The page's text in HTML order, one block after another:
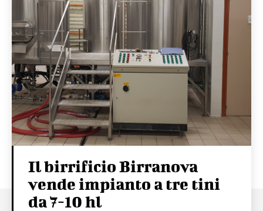
Il birrificio Birranova
vende impianto a tre tini
da 7-10 hl